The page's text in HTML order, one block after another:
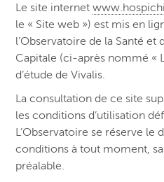
Le site internet
le « Site web ») est mis en
l’Observatoire de la Santé et
Capitale (ci-après nommé «
d’étude de Vivalis.
La consultation de ce site
les conditions d’utilisation
L’Observatoire se réserve
conditions à tout moment,
préalable.